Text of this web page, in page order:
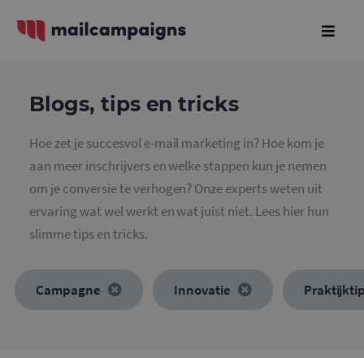
Blogs, tips en tricks
Hoe zet je succesvol e-mail marketing in? Hoe kom je
aan meer inschrijvers en welke stappen kun je nemen
om je conversie te verhogen? Onze experts weten uit
ervaring wat wel werkt en wat juist niet. Lees hier hun
slimme tips en tricks.
Campagne Innovatie